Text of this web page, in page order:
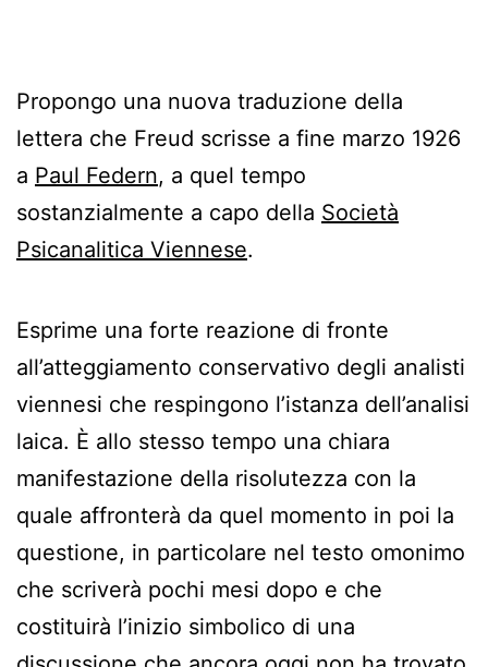
Propongo una nuova traduzione della
lettera che Freud scrisse a fine marzo 1926
a Paul Federn, a quel tempo
sostanzialmente a capo della Società
Psicanalitica Viennese.
Esprime una forte reazione di fronte
all’atteggiamento conservativo degli analisti
viennesi che respingono l’istanza dell’analisi
laica. È allo stesso tempo una chiara
manifestazione della risolutezza con la
quale affronterà da quel momento in poi la
questione, in particolare nel testo omonimo
che scriverà pochi mesi dopo e che
costituirà l’inizio simbolico di una